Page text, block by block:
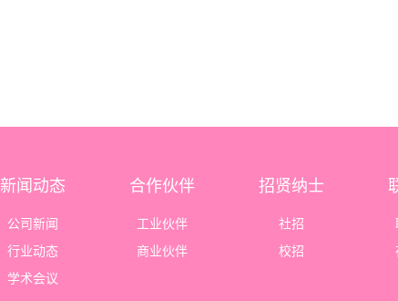
新闻动态
公司新闻
行业动态
学术会议
合作伙伴
工业伙伴
商业伙伴
招贤纳士
社招
校招